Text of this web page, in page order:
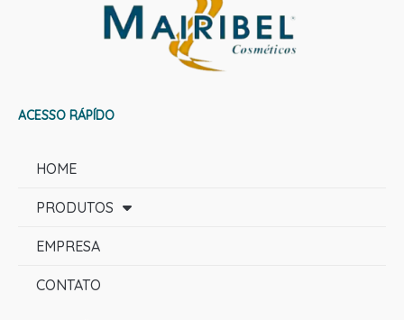
ACESSO RÁPÍDO
HOME
PRODUTOS
EMPRESA
CONTATO